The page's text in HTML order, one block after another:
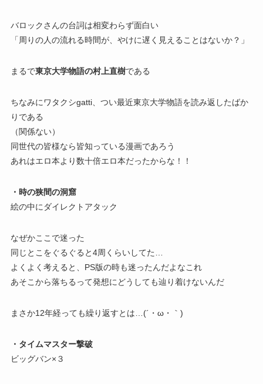
バロックさんの台詞は相変わらず面白い
「周りの人の流れる時間が、やけに遅く見えることはないか？」
まるで東京大学物語の村上直樹である
ちなみにワタクシgatti、つい最近東京大学物語を読み返したばか
りである
（関係ない）
同世代の皆様なら皆知っている漫画であろう
あれはエロ本より数十倍エロ本だったからな！！
・時の狭間の洞窟
絵の中にダイレクトアタック
なぜかここで迷った
同じとこをぐるぐると4周くらいしてた…
よくよく考えると、PS版の時も迷ったんだよなこれ
あそこから落ちるって発想にどうしても辿り着けないんだ
まさか12年経っても繰り返すとは…(´・ω・｀)
・タイムマスター撃破
ビッグバン×３